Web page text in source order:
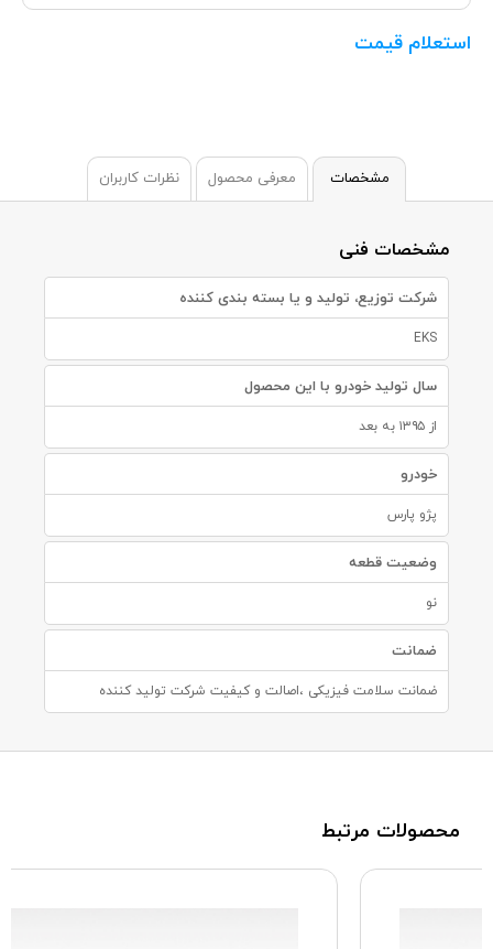
استعلام قیمت
مشخصات معرفی محصول نظرات کاربران
مشخصات فنی
شرکت توزیع، تولید و یا بسته بندی کننده
EKS
سال تولید خودرو با این محصول
از ۱۳۹۵ به بعد
خودرو
پژو پارس
وضعیت قطعه
نو
ضمانت
ضمانت سلامت فیزیکی ،اصالت و کیفیت شرکت تولید کننده
محصولات مرتبط